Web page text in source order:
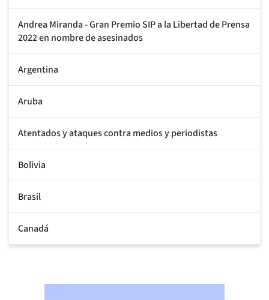
Andrea Miranda - Gran Premio SIP a la Libertad de Prensa
2022 en nombre de asesinados
Argentina
Aruba
Atentados y ataques contra medios y periodistas
Bolivia
Brasil
Canadá